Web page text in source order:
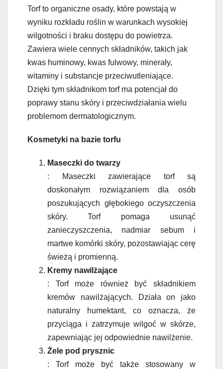
Torf to organiczne osady, które powstają w
wyniku rozkładu roślin w warunkach wysokiej
wilgotności i braku dostępu do powietrza.
Zawiera wiele cennych składników, takich jak
kwas huminowy, kwas fulwowy, minerały,
witaminy i substancje przeciwutleniające.
Dzięki tym składnikom torf ma potencjał do
poprawy stanu skóry i przeciwdziałania wielu
problemom dermatologicznym.
Kosmetyki na bazie torfu
Maseczki do twarzy
: Maseczki zawierające torf są
doskonałym rozwiązaniem dla osób
poszukujących głębokiego oczyszczenia
skóry. Torf pomaga usunąć
zanieczyszczenia, nadmiar sebum i
martwe komórki skóry, pozostawiając cerę
świeżą i promienną.
Kremy nawilżające
: Torf może również być składnikiem
kremów nawilżających. Działa on jako
naturalny humektant, co oznacza, że
przyciąga i zatrzymuje wilgoć w skórze,
zapewniając jej odpowiednie nawilżenie.
Żele pod prysznic
: Torf może być także stosowany w